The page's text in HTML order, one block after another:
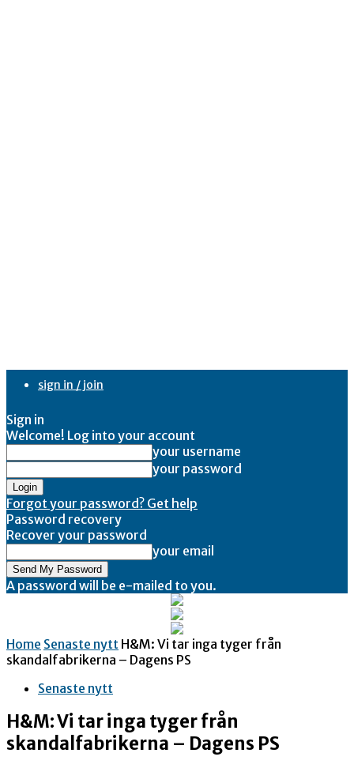
sign in / join
Sign in
Welcome! Log into your account
your username
your password
Forgot your password? Get help
Password recovery
Recover your password
your email
A password will be e-mailed to you.
Home Senaste nytt H&M: Vi tar inga tyger från
skandalfabrikerna – Dagens PS
Senaste nytt
H&M: Vi tar inga tyger från
skandalfabrikerna – Dagens PS